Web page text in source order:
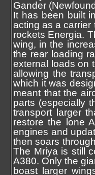
Gander
It has been built
acting as a carrier
rockets Energia.
wing, in the
the rear loading
external loads on
allowing the
which it was
meant that the
parts (especially
transport larger
restore the lone
engines and
then soars
The Mriya is still
A380. Only the
boast larger